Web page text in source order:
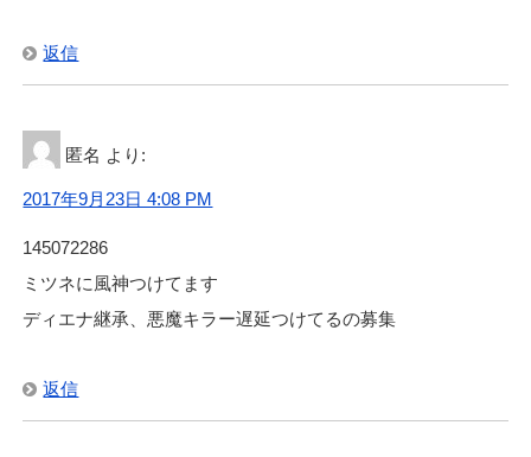
返信
匿名 より:
2017年9月23日 4:08 PM
145072286
ミツネに風神つけてます
ディエナ継承、悪魔キラー遅延つけてるの募集
返信